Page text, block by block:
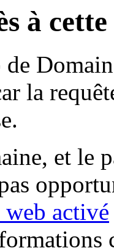
à
la
et le
web activé